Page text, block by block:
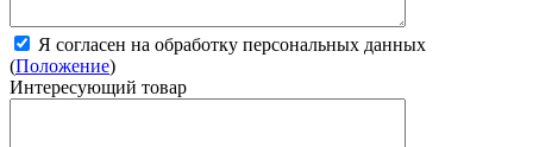
Я согласен на обработку персональных данных
(Положение)
Интересующий товар